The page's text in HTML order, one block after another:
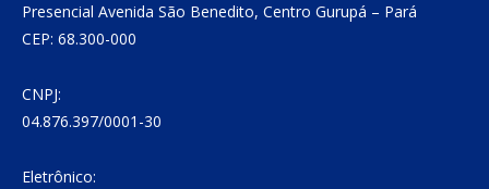
Presencial Avenida São Benedito, Centro Gurupá – Pará
CEP: 68.300-000
CNPJ:
04.876.397/0001-30
Eletrônico: